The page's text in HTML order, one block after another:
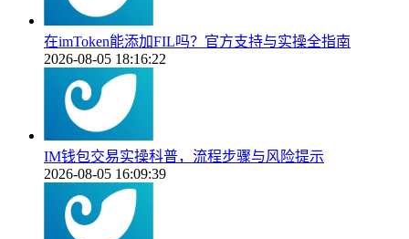
在imToken能添加FIL吗？官方支持与实操全指南
2026-08-05 18:16:22
IM钱包交易实操科普，流程步骤与风险提示
2026-08-05 16:09:39